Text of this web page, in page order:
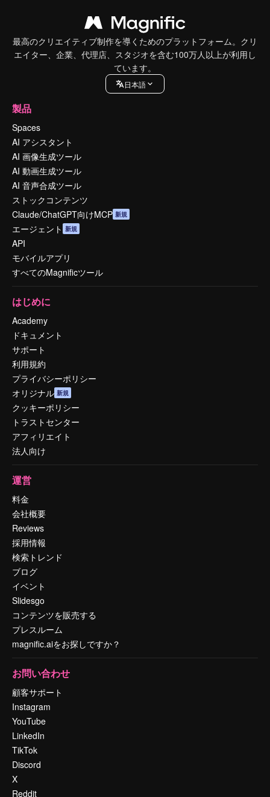
最高のクリエイティブ制作を導くためのプラットフォーム。クリ
エイター、企業、代理店、スタジオを含む100万人以上が利用し
ています。
日本語
製品
Spaces
AI アシスタント
AI 画像生成ツール
AI 動画生成ツール
AI 音声合成ツール
ストックコンテンツ
Claude/ChatGPT向けMCP 新規
エージェント 新規
API
モバイルアプリ
すべてのMagnificツール
はじめに
Academy
ドキュメント
サポート
利用規約
プライバシーポリシー
オリジナル 新規
クッキーポリシー
トラストセンター
アフィリエイト
法人向け
運営
料金
会社概要
Reviews
採用情報
検索トレンド
ブログ
イベント
Slidesgo
コンテンツを販売する
プレスルーム
magnific.aiをお探しですか？
お問い合わせ
顧客サポート
Instagram
YouTube
LinkedIn
TikTok
Discord
X
Reddit